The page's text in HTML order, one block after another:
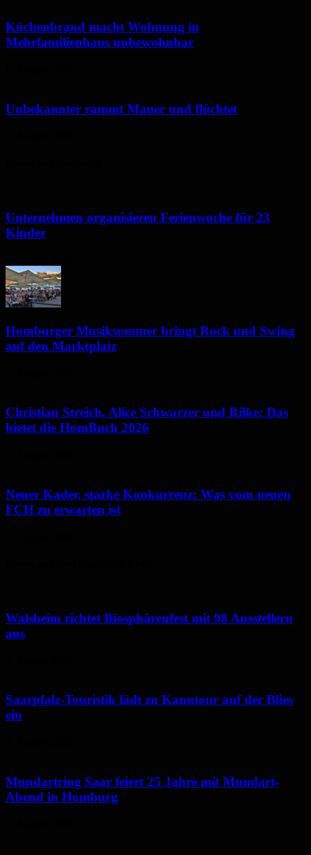
Küchenbrand macht Wohnung in
Mehrfamilienhaus unbewohnbar
Unbekannter rammt Mauer und flüchtet
Unternehmen organisieren Ferienwoche für 23
Kinder
Homburger Musiksommer bringt Rock und Swing
auf den Marktplatz
Christian Streich, Alice Schwarzer und Rilke: Das
bietet die HomBuch 2026
Neuer Kader, starke Konkurrenz: Was vom neuen
FCH zu erwarten ist
Walsheim richtet Biosphärenfest mit 98 Ausstellern
aus
Saarpfalz-Touristik lädt zu Kanutour auf der Blies
ein
Mundartring Saar feiert 25 Jahre mit Mundart-
Abend in Homburg